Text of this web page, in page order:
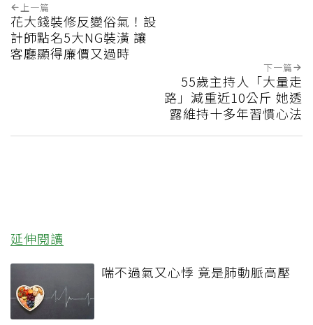
上一篇
花大錢裝修反變俗氣！設
計師點名5大NG裝潢 讓
客廳顯得廉價又過時
下一篇
55歲主持人「大量走
路」減重近10公斤 她透
露維持十多年習慣心法
延伸閱讀
喘不過氣又心悸 竟是肺動脈高壓